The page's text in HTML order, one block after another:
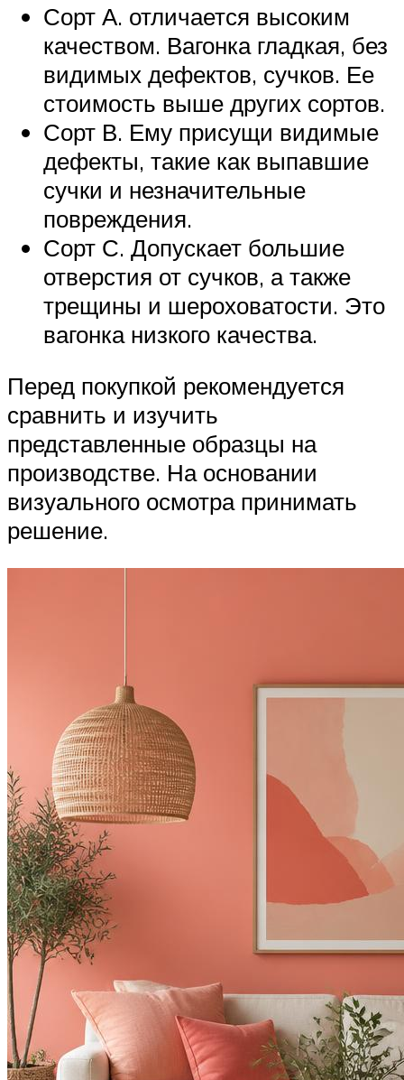
Сорт А. отличается высоким
качеством. Вагонка гладкая, без
видимых дефектов, сучков. Ее
стоимость выше других сортов.
Сорт В. Ему присущи видимые
дефекты, такие как выпавшие
сучки и незначительные
повреждения.
Сорт С. Допускает большие
отверстия от сучков, а также
трещины и шероховатости. Это
вагонка низкого качества.
Перед покупкой рекомендуется
сравнить и изучить
представленные образцы на
производстве. На основании
визуального осмотра принимать
решение.